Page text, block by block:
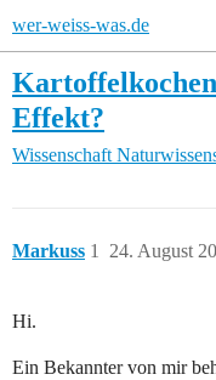
wer-weiss-was.de
Effekt?
Wissenschaft
Markuss 24. August
1
Hi.
Ein Bekannter von mir